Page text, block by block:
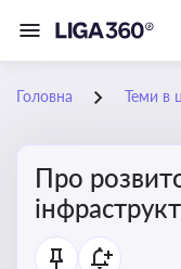
Головна Теми в
Про